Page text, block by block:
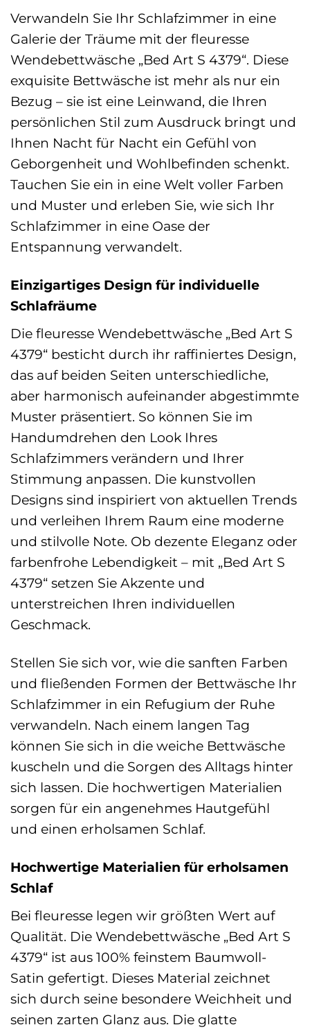
Verwandeln Sie Ihr Schlafzimmer in eine
Galerie der Träume mit der fleuresse
Wendebettwäsche „Bed Art S 4379“. Diese
exquisite Bettwäsche ist mehr als nur ein
Bezug – sie ist eine Leinwand, die Ihren
persönlichen Stil zum Ausdruck bringt und
Ihnen Nacht für Nacht ein Gefühl von
Geborgenheit und Wohlbefinden schenkt.
Tauchen Sie ein in eine Welt voller Farben
und Muster und erleben Sie, wie sich Ihr
Schlafzimmer in eine Oase der
Entspannung verwandelt.
Einzigartiges Design für individuelle
Schlafräume
Die fleuresse Wendebettwäsche „Bed Art S
4379“ besticht durch ihr raffiniertes Design,
das auf beiden Seiten unterschiedliche,
aber harmonisch aufeinander abgestimmte
Muster präsentiert. So können Sie im
Handumdrehen den Look Ihres
Schlafzimmers verändern und Ihrer
Stimmung anpassen. Die kunstvollen
Designs sind inspiriert von aktuellen Trends
und verleihen Ihrem Raum eine moderne
und stilvolle Note. Ob dezente Eleganz oder
farbenfrohe Lebendigkeit – mit „Bed Art S
4379“ setzen Sie Akzente und
unterstreichen Ihren individuellen
Geschmack.
Stellen Sie sich vor, wie die sanften Farben
und fließenden Formen der Bettwäsche Ihr
Schlafzimmer in ein Refugium der Ruhe
verwandeln. Nach einem langen Tag
können Sie sich in die weiche Bettwäsche
kuscheln und die Sorgen des Alltags hinter
sich lassen. Die hochwertigen Materialien
sorgen für ein angenehmes Hautgefühl
und einen erholsamen Schlaf.
Hochwertige Materialien für erholsamen
Schlaf
Bei fleuresse legen wir größten Wert auf
Qualität. Die Wendebettwäsche „Bed Art S
4379“ ist aus 100% feinstem Baumwoll-
Satin gefertigt. Dieses Material zeichnet
sich durch seine besondere Weichheit und
seinen zarten Glanz aus. Die glatte